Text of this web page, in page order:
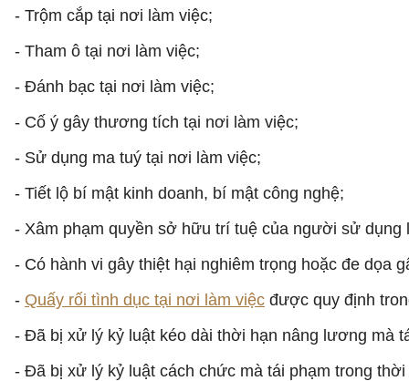
- Trộm cắp tại nơi làm việc;
- Tham ô tại nơi làm việc;
- Đánh bạc tại nơi làm việc;
- Cố ý gây thương tích tại nơi làm việc;
- Sử dụng ma tuý tại nơi làm việc;
- Tiết lộ bí mật kinh doanh, bí mật công nghệ;
- Xâm phạm quyền sở hữu trí tuệ của người sử dụng
- Có hành vi gây thiệt hại nghiêm trọng hoặc đe dọa
- Quấy rối tình dục tại nơi làm việc được quy định
- Đã bị xử lý kỷ luật kéo dài thời hạn nâng lương mà
- Đã bị xử lý kỷ luật cách chức mà tái phạm trong